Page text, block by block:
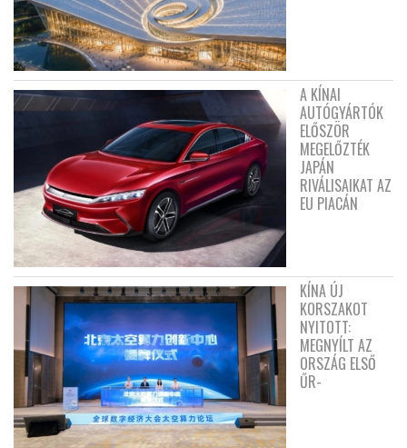
A KÍNAI
AUTÓGYÁRTÓK
ELŐSZÖR
MEGELŐZTÉK
JAPÁN
RIVÁLISAIKAT AZ
EU PIACÁN
KÍNA ÚJ
KORSZAKOT
NYITOTT:
MEGNYÍLT AZ
ORSZÁG ELSŐ
ŰR-